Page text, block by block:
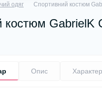
одяг Спортивний костюм
костюм GabrielK
Опис